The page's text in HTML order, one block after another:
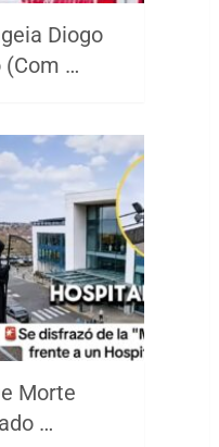
Diogo
(Com …
Morte
…